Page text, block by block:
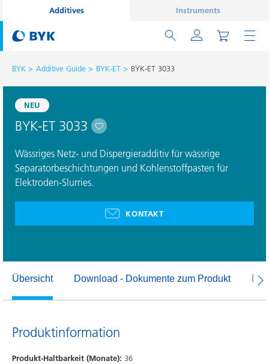
Additives Instruments
BYK Additive Guide BYK-ET BYK-ET 3033
NEU
BYK-ET 3033
Wässriges Netz- und Dispergieradditiv für wässrige
Separatorbeschichtungen und Kohlenstoffpasten für
Elektroden-Slurries.
KONTAKT
Übersicht Download - Dokumente zum Produkt
Produktinformation
Produkt-Haltbarkeit (Monate): 36